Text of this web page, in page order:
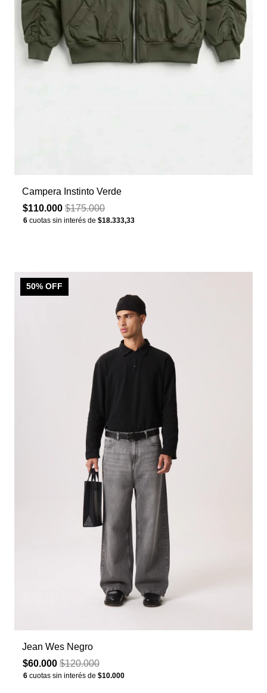
Campera Instinto Verde
$110.000 $175.000
6 cuotas sin interés de $18.333,33
50% OFF
Jean Wes Negro
$60.000 $120.000
6 cuotas sin interés de $10.000